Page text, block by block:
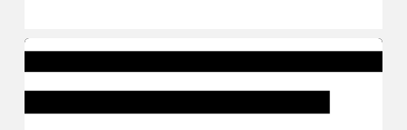
Article
d’opinion
:
Le